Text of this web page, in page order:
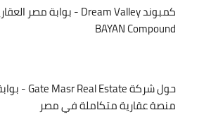
كمبوند Dream Valley - بوابة مصر العقارية
BAYAN Compound
حول شركة Gate Masr Real Estate - بوابة مصر العقارية
منصة عقارية متكاملة في مصر